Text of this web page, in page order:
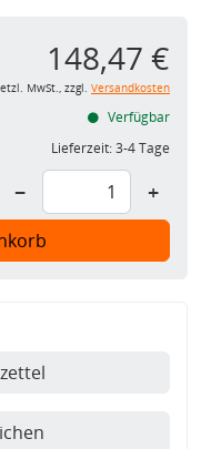
148,47 €
MwSt., zzgl. Versandkosten
Verfügbar
Lieferzeit:3-4 Tage
− +